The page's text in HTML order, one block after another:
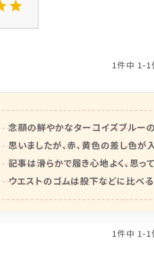
1件中 1-1
念願の鮮やかなターコイズブルー
思いましたが、赤、黄色の差し色が
記事は滑らかで履き心地よく、思
ウエストのゴムは股下などに比べ
1件中 1-1